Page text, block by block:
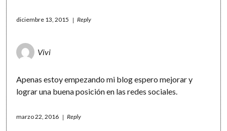
diciembre 13, 2015 Reply
Vivi
Apenas estoy empezando mi blog espero mejorar y
lograr una buena posición en las redes sociales.
marzo 22, 2016 Reply